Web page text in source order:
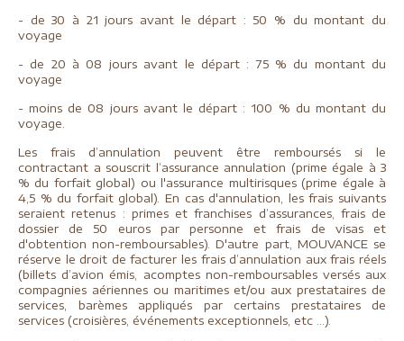
- de 30 à 21 jours avant le départ : 50 % du montant du
voyage
- de 20 à 08 jours avant le départ : 75 % du montant du
voyage
- moins de 08 jours avant le départ : 100 % du montant du
voyage.
Les frais d’annulation peuvent être remboursés si le
contractant a souscrit l’assurance annulation (prime égale à 3
% du forfait global) ou l'assurance multirisques (prime égale à
4,5 % du forfait global). En cas d'annulation, les frais suivants
seraient retenus : primes et franchises d’assurances, frais de
dossier de 50 euros par personne et frais de visas et
d'obtention non-remboursables). D'autre part, MOUVANCE se
réserve le droit de facturer les frais d’annulation aux frais réels
(billets d’avion émis, acomptes non-remboursables versés aux
compagnies aériennes ou maritimes et/ou aux prestataires de
services, barèmes appliqués par certains prestataires de
services (croisières, événements exceptionnels, etc ...).